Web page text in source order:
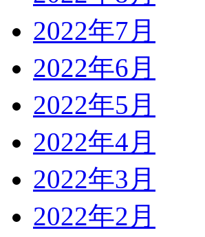
2022年7月
2022年6月
2022年5月
2022年4月
2022年3月
2022年2月